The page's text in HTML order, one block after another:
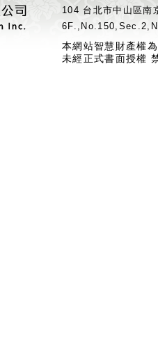
104 台北市中山區
本網站智慧財產權
未經正式書面授權